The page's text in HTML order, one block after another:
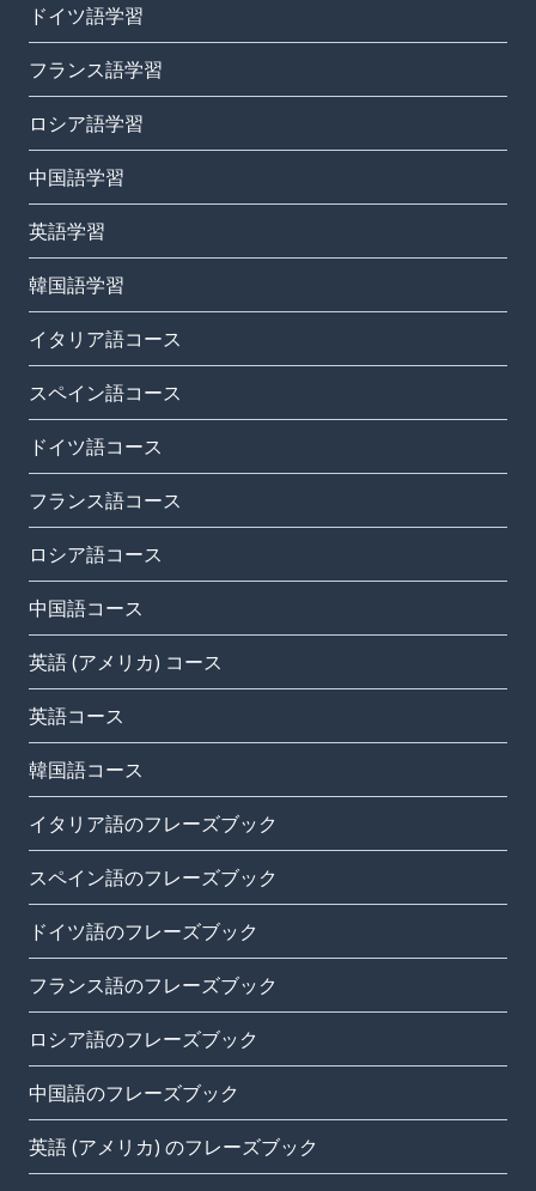
ドイツ語学習
フランス語学習
ロシア語学習
中国語学習
英語学習
韓国語学習
イタリア語コース
スペイン語コース
ドイツ語コース
フランス語コース
ロシア語コース
中国語コース
英語 (アメリカ) コース
英語コース
韓国語コース
イタリア語のフレーズブック
スペイン語のフレーズブック
ドイツ語のフレーズブック
フランス語のフレーズブック
ロシア語のフレーズブック
中国語のフレーズブック
英語 (アメリカ) のフレーズブック